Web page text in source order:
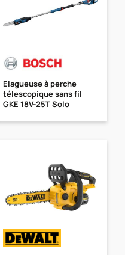
Elagueuse à perche
télescopique sans fil
GKE 18V-25T Solo